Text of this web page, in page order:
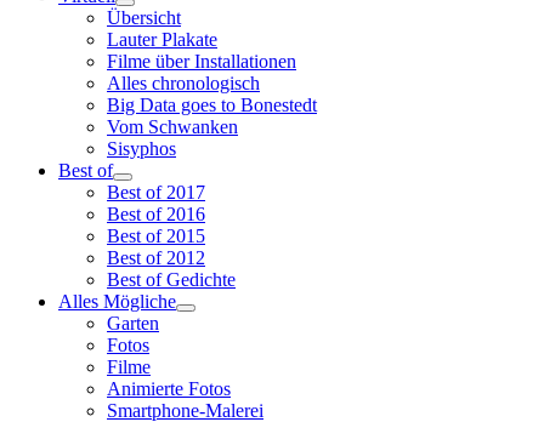
Übersicht
Lauter Plakate
Filme über Installationen
Alles chronologisch
Big Data goes to Bonestedt
Vom Schwanken
Sisyphos
Best of
Best of 2017
Best of 2016
Best of 2015
Best of 2012
Best of Gedichte
Alles Mögliche
Garten
Fotos
Filme
Animierte Fotos
Smartphone-Malerei